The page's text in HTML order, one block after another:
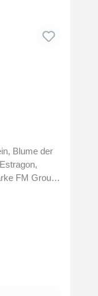
Blume der